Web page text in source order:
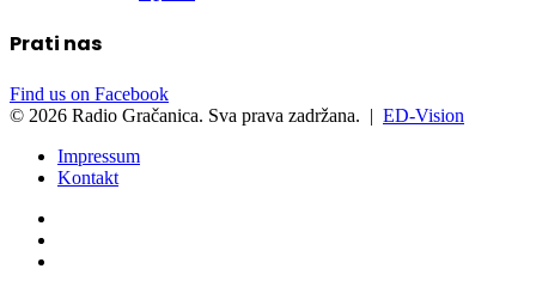
Prati nas
Find us on Facebook
© 2026 Radio Gračanica. Sva prava zadržana. | ED-Vision
Impressum
Kontakt